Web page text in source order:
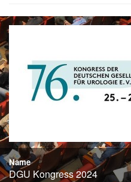
Name
DGU Kongress 2024